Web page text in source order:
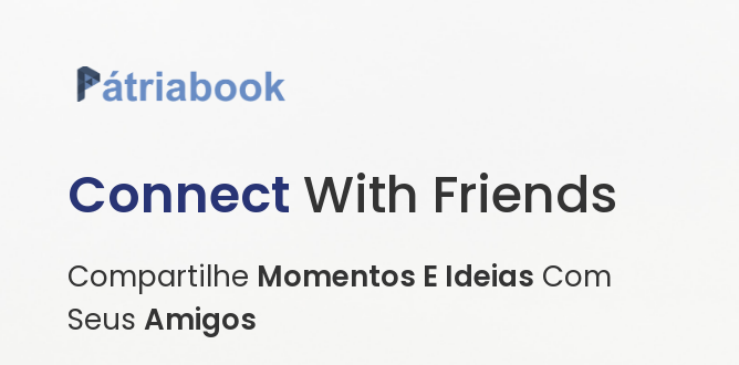
Connect With Friends
Compartilhe Momentos E Ideias Com
Seus Amigos